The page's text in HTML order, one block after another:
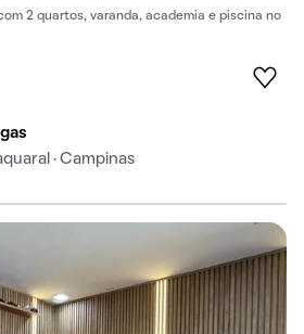
2 quartos, varanda, academia e piscina no
· Campinas